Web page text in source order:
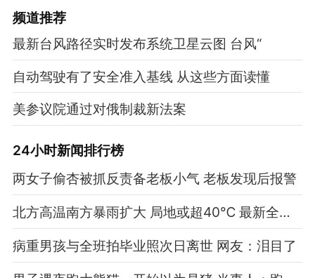
频道推荐
最新台风路径实时发布系统卫星云图 台风“
自动驾驶有了安全准入基线 从这些方面读懂
美参议院通过对俄制裁新法案
24小时新闻排行榜
两女子偷杏被抓反责备老板小气 老板发现后报警
北方高温南方暴雨扩大 局地或超40℃ 最新全国天气预报
病重男孩与全班拍毕业照次日离世 网友：泪目了